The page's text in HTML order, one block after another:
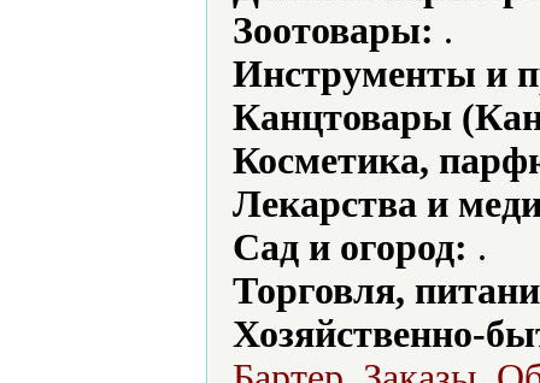
Зоотовары: .
Инструменты и
Канцтовары
Косметика,
Лекарства и
Сад и огород: .
Торговля,
Хозяйственно-